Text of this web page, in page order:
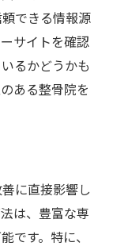
法
ツ
をつける
アドバイス
できる情報源
サイトを確認
るかどうかも
ある整骨院を
に直接影響し
は、豊富な専
です。特に、